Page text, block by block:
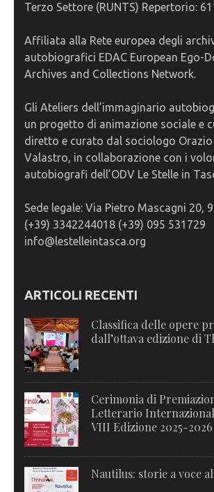
Terzo Settore (RUNTS) Repertorio:
Affiliata alla Rete europea degli
autobiografici EDAC European Ego-
Archives and Collections Network.
Gli Ateliers dell’immaginario
un progetto di animazione sociale e
diretto e curato dal sociologo
Valastro, in collaborazione con i
autobiografi dell’ODV Le Stelle in
Sede legale: Via Pietro Mascagni 20,
(+39) 3342244018 (+39) 095 531729
info@lestelleintasca.org
ARTICOLI RECENTI
Classifica delle opere
dall’ottava edizione di
Cerimonia di
Letterario
VIII Edizione 2025-2026
Nautilus: storie a voce